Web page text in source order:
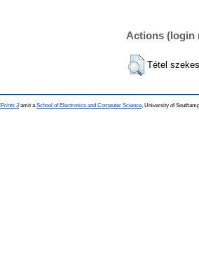
Actions (login
Tétel
3amit a School of Electronics and Computer Science , University of